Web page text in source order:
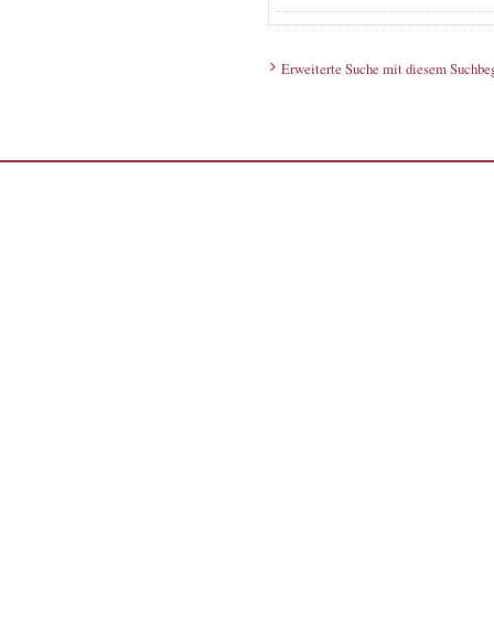
Erweiterte Suche mit diesem